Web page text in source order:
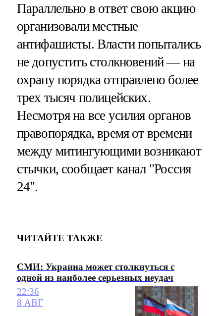
Параллельно в ответ свою акцию
организовали местные
антифашисты. Власти попытались
не допустить столкновений — на
охрану порядка отправлено более
трех тысяч полицейских.
Несмотря на все усилия органов
правопорядка, время от времени
между митингующими возникают
стычки, сообщает канал "Россия
24".
ЧИТАЙТЕ ТАКЖЕ
СМИ: Украина может столкнуться с
одной из наиболее серьезных неудач
22:36
8 АВГ